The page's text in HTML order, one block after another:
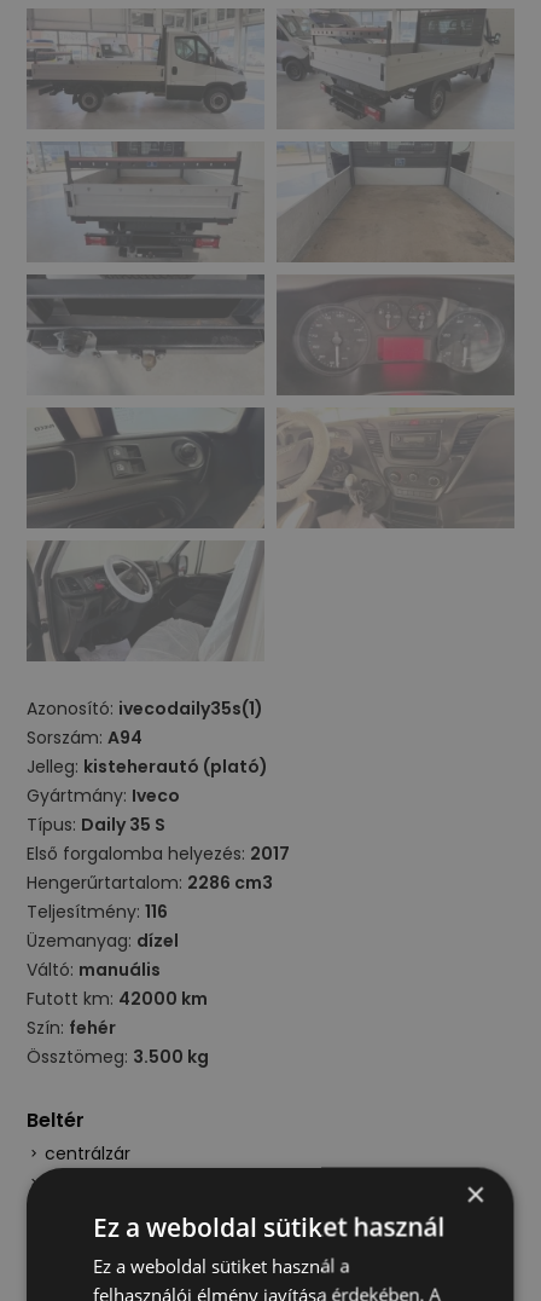
Azonosító: ivecodaily35s(1)
Sorszám:A94
Jelleg: kisteherautó (plató)
Gyártmány: Iveco
Típus: Daily 35 S
Első forgalomba helyezés: 2017
Hengerűrtartalom: 2286 cm3
Teljesítmény:116
Üzemanyag: dízel
Váltó: manuális
Futott km: 42000 km
Szín: fehér
Össztömeg: 3.500 kg
Beltér
centrálzár
Felépítmény/raktér
vonóhorog
×
Ez a weboldal sütiket használ
Ez a weboldal sütiket használ a
felhasználói élmény javítása érdekében. A